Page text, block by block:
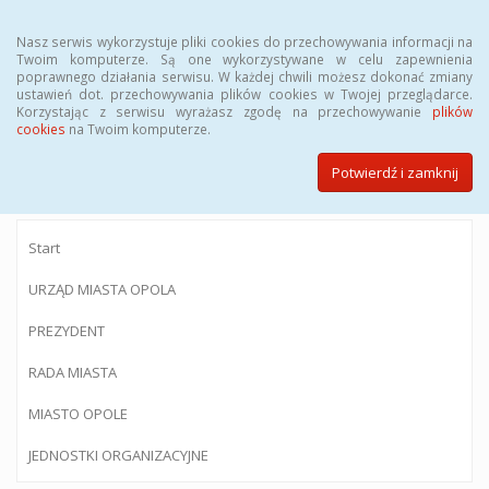
Nasz serwis wykorzystuje pliki cookies do przechowywania informacji na
Twoim komputerze. Są one wykorzystywane w celu zapewnienia
poprawnego działania serwisu. W każdej chwili możesz dokonać zmiany
ustawień dot. przechowywania plików cookies w Twojej przeglądarce.
Korzystając z serwisu wyrażasz zgodę na przechowywanie plików
cookies na Twoim komputerze.
Potwierdź i zamknij
BIULETYN INFORMACJI PUBLICZNEJ
Urzędu Miasta Opola
Start
URZĄD MIASTA OPOLA
PREZYDENT
RADA MIASTA
MIASTO OPOLE
JEDNOSTKI ORGANIZACYJNE